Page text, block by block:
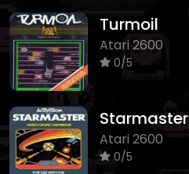
Turmoil
Atari 2600
0/5
Starmaster
Atari 2600
0/5